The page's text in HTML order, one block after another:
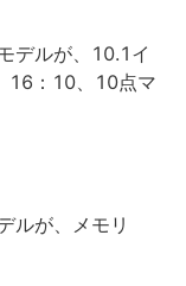
デルが、10.1イ
16：10、10点マ
ルが、メモリ